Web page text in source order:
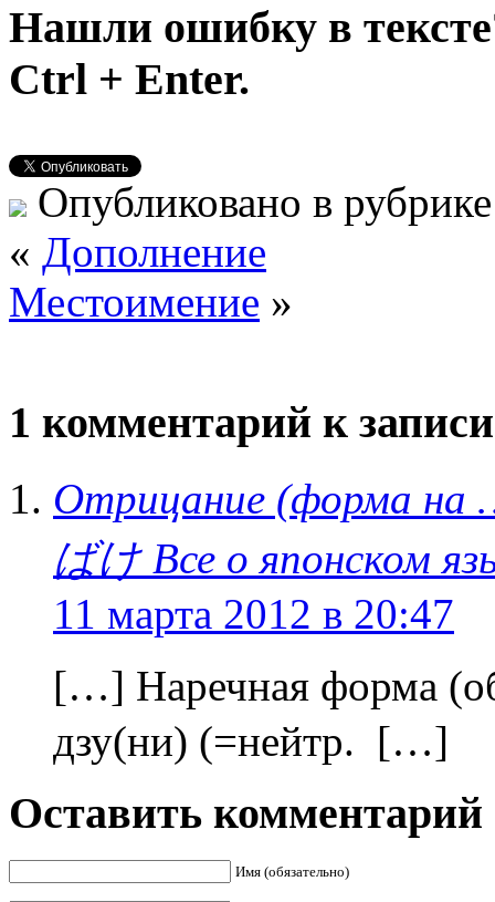
Нашли ошибку в
Ctrl + Enter.
Опубликовано в
« Дополнение
Местоимение »
1 комментарий к
Отрицание (форма на
ばけ Все о японском
11 марта 2012 в 20:47
[…] Наречная форма
дзу(ни) (=нейтр. […]
Оставить комментарий
Имя (обязательно)